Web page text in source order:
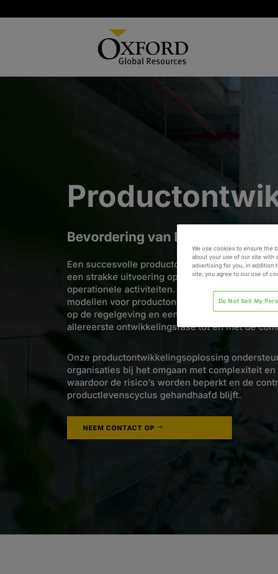
Bevordering van Life Sciences-
Een succesvolle productontwikkeling binnen
een strakke uitvoering op het gebied van
operationele activiteiten. Wij helpen
modellen voor productontwikkeling die tijdige
op de regelgeving en een consistente kwaliteit
allereerste ontwikkelingsfase tot en met de
Onze productontwikkelingsoplossing
organisaties bij het omgaan met complexiteit
waardoor de risico’s worden beperkt en de
productlevenscyclus gehandhaafd blijft.
NEEM CONTACT OP
We use cookies to ensure the
about your use of our site with
advertising for you, in addition
site, you agree to our use of
Do Not Sell My